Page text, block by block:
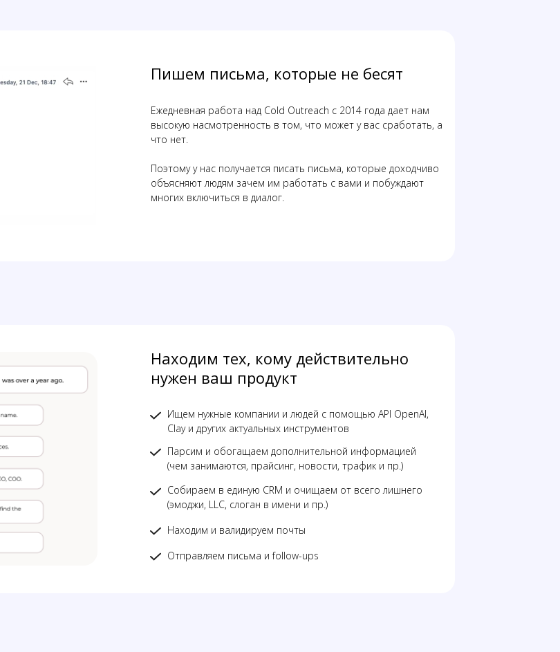
Пишем письма, которые не бесят
Ежедневная работа над Cold Outreach с 2014 года дает нам
высокую насмотренность в том, что может у вас сработать, а
что нет.
Поэтому у нас получается писать письма, которые доходчиво
объясняют людям зачем им работать с вами и побуждают
многих включиться в диалог.
Находим тех, кому действительно
нужен ваш продукт
Ищем нужные компании и людей с помощью API OpenAI,
Clay и других актуальных инструментов
Парсим и обогащаем дополнительной информацией
(чем занимаются, прайсинг, новости, трафик и пр.)
Собираем в единую CRM и очищаем от всего лишнего
(эмоджи, LLC, слоган в имени и пр.)
Находим и валидируем почты
Отправляем письма и follow-ups